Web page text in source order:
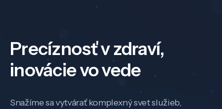
Precíznosť v zdraví,
inovácie vo vede
Snažíme sa vytvárať komplexný svet služieb,